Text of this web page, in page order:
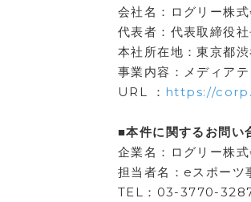
会社名：ログリー株
代表者：代表取締役
本社所在地：東京都
事業内容：メディア
URL ： https://
■本件に関するお問い
企業名：ログリー株式
担当者名：eスポー
TEL：03-3770-